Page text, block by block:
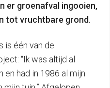
er groenafval ingooien,
tot vruchtbare grond.
is één van de
“Ik was altijd al
had in 1986 al mijn